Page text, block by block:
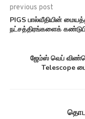
previous post
PIGS பால்வீதியின்
நட்சத்திரங்களைக்
ஜேம்ஸ் வெப்
Telescope